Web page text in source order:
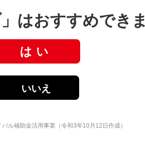
はおすすめでき
は い
いいえ
ル補助金活用事業（令和3年10月12日作成）